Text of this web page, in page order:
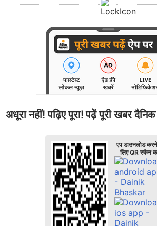
अधूरा नहीं! पढ़िए पूरा! पढ़ें पूरी खबर
एप डाउनलोड
लिए QR स्कैन